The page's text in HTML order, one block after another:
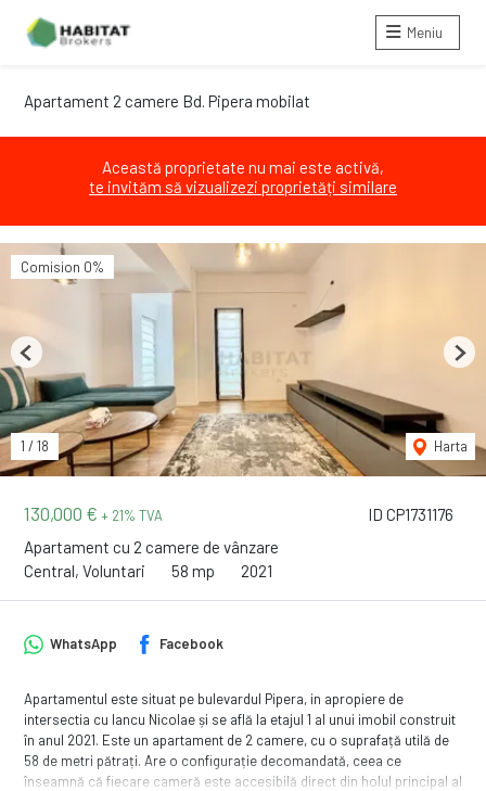
Meniu
Apartament 2 camere Bd. Pipera mobilat
Această proprietate nu mai este activă,
te invităm să vizualizezi proprietăți similare
ID CP1731176
130,000 € + 21% TVA
Apartament cu 2 camere de vânzare
Central, Voluntari
58 mp 2021
Comision 0%
1 / 18 Harta
Previous Next
WhatsApp Facebook
Apartamentul este situat pe bulevardul Pipera, in apropiere de
intersectia cu Iancu Nicolae și se află la etajul 1 al unui imobil construit
în anul 2021. Este un apartament de 2 camere, cu o suprafață utilă de
58 de metri pătrați. Are o configurație decomandată, ceea ce
înseamnă că fiecare cameră este accesibilă direct din holul principal al